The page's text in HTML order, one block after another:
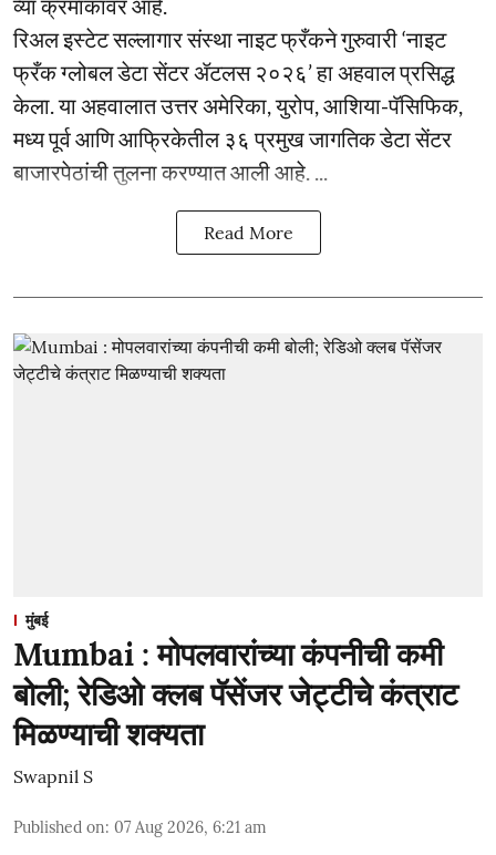
रिअल इस्टेट सल्लागार संस्था नाइट फ्रँकने गुरुवारी ‘नाइट
फ्रँक ग्लोबल डेटा सेंटर ॲटलस २०२६’ हा अहवाल प्रसिद्ध
केला. या अहवालात उत्तर अमेरिका, युरोप, आशिया-पॅसिफिक,
मध्य पूर्व आणि आफ्रिकेतील ३६ प्रमुख जागतिक डेटा सेंटर
बाजारपेठांची तुलना करण्यात आली आहे. ...
Read More
मुंबई
Mumbai : मोपलवारांच्या कंपनीची कमी
बोली; रेडिओ क्लब पॅसेंजर जेट्टीचे कंत्राट
मिळण्याची शक्यता
Swapnil S
Published on: 07 Aug 2026, 6:21 am